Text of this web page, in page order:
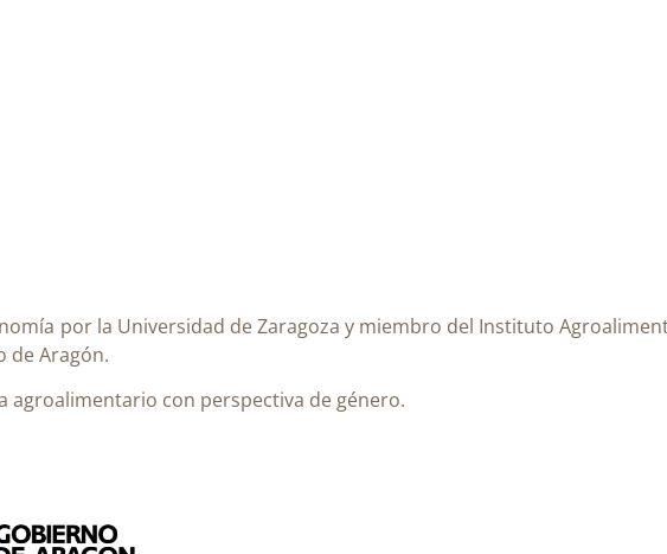
por la Universidad de Zaragoza y miembro del Instituto
de Aragón.
agroalimentario con perspectiva de género.